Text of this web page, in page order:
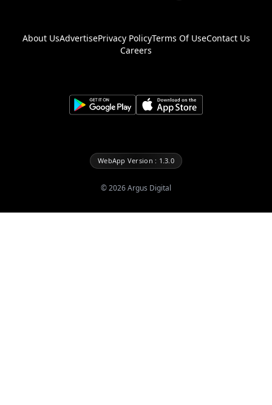
About UsAdvertisePrivacy PolicyTerms Of UseContact Us
Careers
WebApp Version : 1.3.0
©2026Argus Digital